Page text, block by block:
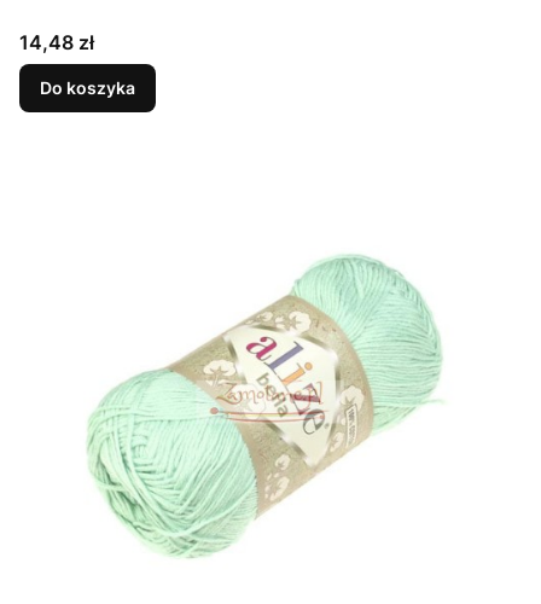
Cena
14,48 zł
Do koszyka